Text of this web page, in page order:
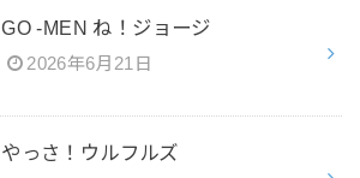
GO -MEN ね！ジョージ
2026年6月21日
やっさ！ウルフルズ